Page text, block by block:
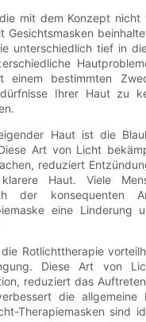
mit dem Konzept nicht
Gesichtsmasken
unterschiedlich tief in
einem bestimmten
Ihrer Haut zu
Haut ist die
Art von Licht
reduziert
Haut. Viele
der konsequenten
eine Linderung
Rotlichttherapie
Diese Art von
reduziert das
die allgemeine
Therapiemasken sind